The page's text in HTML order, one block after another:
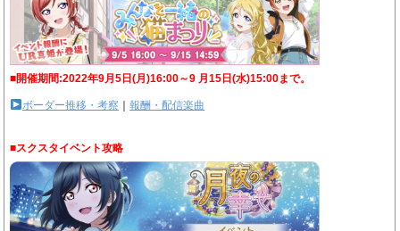
■開催期間:2022年9月5日(月)16:00～9 月15日(水)15:00まで。
ボーダー推移・考察 ｜報酬・配信楽曲
■スクスタイベント攻略